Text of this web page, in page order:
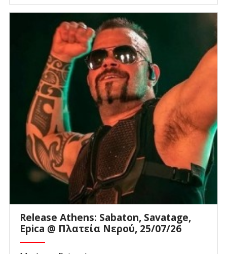
Release Athens: Sabaton, Savatage,
Epica @ Πλατεία Νερού, 25/07/26